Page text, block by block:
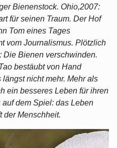
Bienenstock. Ohio,2007:
für seinen Traum. Der Hof
Tom eines Tages
vom Journalismus. Plötzlich
Bienen verschwinden.
bestäubt von Hand
nicht mehr. Mehr als
ein besseres Leben für ihren
dem Spiel: das Leben
der Menschheit.